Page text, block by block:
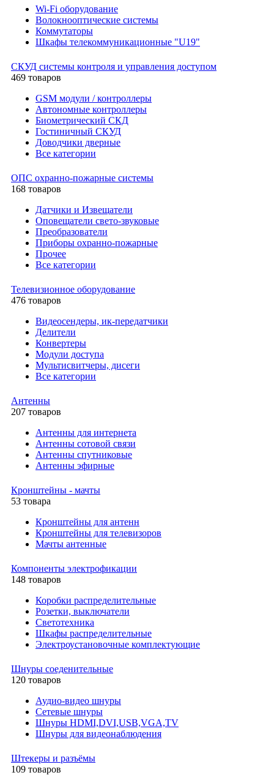
Wi-Fi оборудование
Волокнооптические системы
Коммутаторы
Шкафы телекоммуникационные "U19"
СКУД системы контроля и управления доступом
469 товаров
GSM модули / контроллеры
Автономные контроллеры
Биометрический СКД
Гостиничный СКУД
Доводчики дверные
Все категории
ОПС охранно-пожарные системы
168 товаров
Датчики и Извещатели
Оповещатели свето-звуковые
Преобразователи
Приборы охранно-пожарные
Прочее
Все категории
Телевизионное оборудование
476 товаров
Видеосендеры, ик-передатчики
Делители
Конвертеры
Модули доступа
Мультисвитчеры, дисеги
Все категории
Антенны
207 товаров
Антенны для интернета
Антенны сотовой связи
Антенны спутниковые
Антенны эфирные
Кронштейны - мачты
53 товара
Кронштейны для антенн
Кронштейны для телевизоров
Мачты антенные
Компоненты электрофикации
148 товаров
Коробки распределительные
Розетки, выключатели
Светотехника
Шкафы распределительные
Электроустановочные комплектующие
Шнуры соеденительные
120 товаров
Аудио-видео шнуры
Сетевые шнуры
Шнуры HDMI,DVI,USB,VGA,TV
Шнуры для видеонаблюдения
Штекеры и разъёмы
109 товаров